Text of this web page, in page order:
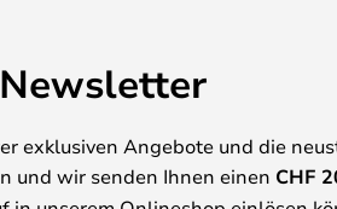
Newsletter
exklusiven Angebote und die
und wir senden Ihnen einen CHF